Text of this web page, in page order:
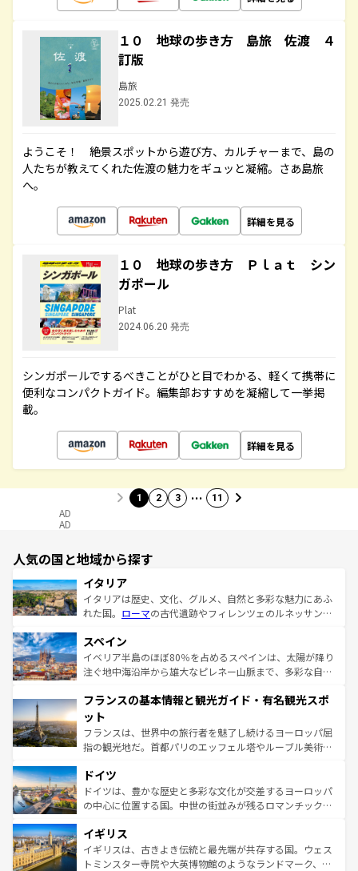
１０ 地球の歩き方 島旅 佐渡 ４
訂版
島旅
2025.02.21 発売
ようこそ！ 絶景スポットから遊び方、カルチャーまで、島の
人たちが教えてくれた佐渡の魅力をギュッと凝縮。さあ島旅
へ。
詳細を見る
１０ 地球の歩き方 Ｐｌａｔ シン
ガポール
Plat
2024.06.20 発売
シンガポールでするべきことがひと目でわかる、軽くて携帯に
便利なコンパクトガイド。編集部おすすめを凝縮して一挙掲
載。
詳細を見る
1 2 3 … 11
AD
AD
人気の国と地域から探す
イタリア
イタリアは歴史、文化、グルメ、自然と多彩な魅力にあふ
れた国。 ローマの古代遺跡やフィレンツェのルネッサンス
ろん、トスカーナの美しい田園風景やアマルフィ海岸の絶
景など、自然景観も見逃せない。観光の合間には、本場の
ピザやパスタなど、絶品のイタリア料理を堪能することも
ませてくれるイタリアで、忘れられない旅をしてみよう！
なお、新着のイタリア情報は
しい。
スペイン
イベリア半島のほぼ80％を占めるスペインは、太陽が降り
注ぐ地中海沿岸から雄大なピレネー山脈まで、多彩な自然
文化が根付くこの国では、情熱的なフラメンコ、熱気あふ
れる闘牛、そして美味しいタパスが生活の一部となってい
る。首都マドリードの洗練された雰囲気や、バルセロナの
アートに溢れた街角から、地方では古代ローマ遺跡や中世
せる。地方によって風土や気候が異なるスペインはその個
性で訪れる人を魅了する。 なお、新着のスペイン情報は コ
ンテンツ一覧を参照してほしい。
フランスの基本情報と観光ガイド・有名観光スポ
ット
フランスは、世界中の旅行者を魅了し続けるヨーロッパ屈
指の観光地だ。首都パリのエッフェル塔やルーブル美術館
で、幅広い魅力が詰まっている。華麗な宮殿、歴史的な大
聖堂、美しいビーチ、そして豊かな自然が、訪れる者を心
から魅了する。また、フランスは美食の国としても知ら
いる。シャンパンの発祥地であるランス、プロヴァンスの
香り高いラベンダー畑など、多彩な楽しみ方が可能だ。さ
らに、パリ以外の地域にも魅力が溢れており、どの街角に
ドイツ
ドイツは、豊かな歴史と多彩な文化が交差するヨーロッパ
の中心に位置する国。中世の街並みが残るロマンチック街
顔を持つこの国は、どこを歩いても飽きることがない。ベ
ルリンの文化的活気、バイエルン州のアルプスの絶景、そ
してライン川沿いのワイン畑といった風景は必見。ビール
イギリス
イギリスは、古きよき伝統と最先端が共存する国。ウェス
トミンスター寺院や大英博物館のようなランドマーク、歴